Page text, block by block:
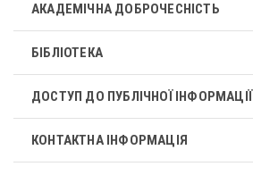
АКАДЕМІЧНА ДОБРОЧЕСНІСТЬ
БІБЛІОТЕКА
ДОСТУП ДО ПУБЛІЧНОЇ ІНФОРМАЦІЇ
КОНТАКТНА ІНФОРМАЦІЯ